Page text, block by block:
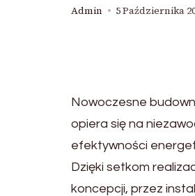
Admin 5 Października
Nowoczesne
opiera się na
efektywności
Dzięki setkom
koncepcji, przez